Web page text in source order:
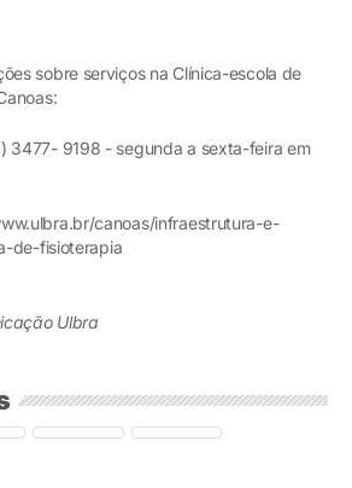
sobre serviços na Clínica-escola de
9198 - segunda a sexta-feira em
canoas/infraestrutura-e-
de-fisioterapia
Ulbra